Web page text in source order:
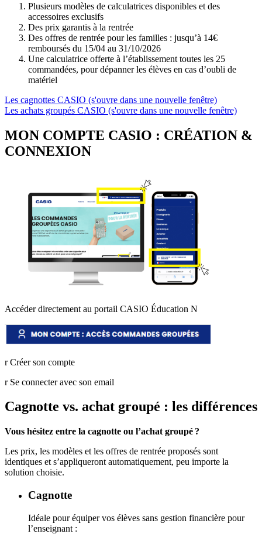
Plusieurs modèles de calculatrices disponibles et des
accessoires exclusifs
Des prix garantis à la rentrée
Des offres de rentrée pour les familles : jusqu’à 14€
remboursés du 15/04 au 31/10/2026
Une calculatrice offerte à l’établissement toutes les 25
commandées, pour dépanner les élèves en cas d’oubli de
matériel
Les cagnottes CASIO (s'ouvre dans une nouvelle fenêtre)
Les achats groupés CASIO (s'ouvre dans une nouvelle fenêtre)
MON COMPTE CASIO : CRÉATION &
CONNEXION
Accéder directement au portail CASIO Éducation N
rCréer son compte
rSe connecter avec son email
Cagnotte vs. achat groupé : les différences
Vous hésitez entre la cagnotte ou l’achat groupé ?
Les prix, les modèles et les offres de rentrée proposés sont
identiques et s’appliqueront automatiquement, peu importe la
solution choisie.
Cagnotte
Idéale pour équiper vos élèves sans gestion financière pour
l’enseignant :